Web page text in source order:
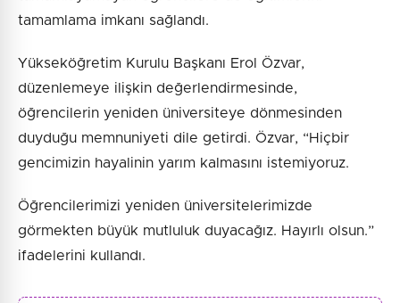
tamamlama imkanı sağlandı.
Yükseköğretim Kurulu Başkanı Erol Özvar,
düzenlemeye ilişkin değerlendirmesinde,
öğrencilerin yeniden üniversiteye dönmesinden
duyduğu memnuniyeti dile getirdi. Özvar, “Hiçbir
gencimizin hayalinin yarım kalmasını istemiyoruz.
Öğrencilerimizi yeniden üniversitelerimizde
görmekten büyük mutluluk duyacağız. Hayırlı olsun.”
ifadelerini kullandı.